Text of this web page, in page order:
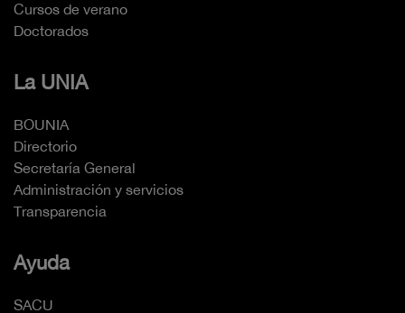
Cursos de verano
Doctorados
La UNIA
BOUNIA
Directorio
Secretaría General
Administración y servicios
Transparencia
Ayuda
SACU